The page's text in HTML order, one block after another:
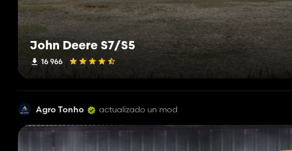
John Deere S7/S5
16 966
Agro Tonho actualizado un mod